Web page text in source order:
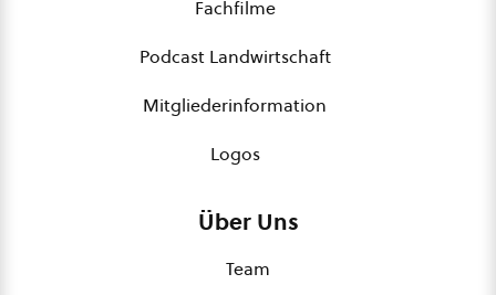
Fachfilme
Podcast Landwirtschaft
Mitgliederinformation
Logos
Über Uns
Team